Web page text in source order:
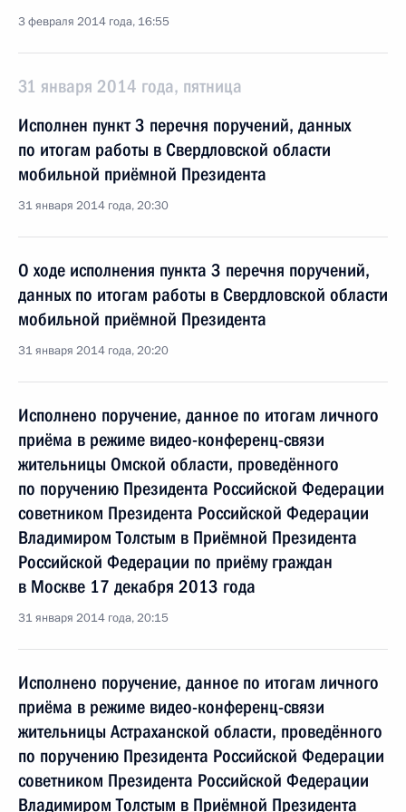
3 февраля 2014 года, 16:55
31 января 2014 года, пятница
Исполнен пункт 3 перечня поручений, данных
по итогам работы в Свердловской области
мобильной приёмной Президента
31 января 2014 года, 20:30
О ходе исполнения пункта 3 перечня поручений,
данных по итогам работы в Свердловской области
мобильной приёмной Президента
31 января 2014 года, 20:20
Исполнено поручение, данное по итогам личного
приёма в режиме видео-конференц-связи
жительницы Омской области, проведённого
по поручению Президента Российской Федерации
советником Президента Российской Федерации
Владимиром Толстым в Приёмной Президента
Российской Федерации по приёму граждан
в Москве 17 декабря 2013 года
31 января 2014 года, 20:15
Исполнено поручение, данное по итогам личного
приёма в режиме видео-конференц-связи
жительницы Астраханской области, проведённого
по поручению Президента Российской Федерации
советником Президента Российской Федерации
Владимиром Толстым в Приёмной Президента